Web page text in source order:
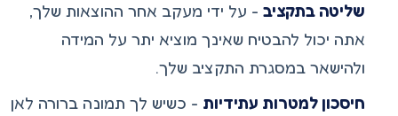
שליטה בתקציב - על ידי מעקב אחר ההוצאות שלך,
אתה יכול להבטיח שאינך מוציא יתר על המידה
ולהישאר במסגרת התקציב שלך.
חיסכון למטרות עתידיות - כשיש לך תמונה ברורה לאן